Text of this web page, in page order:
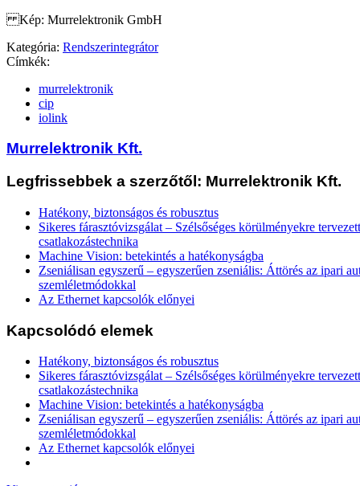
Kép: Murrelektronik GmbH
Kategória: Rendszerintegrátor
Címkék:
murrelektronik
cip
iolink
Murrelektronik Kft.
Legfrissebbek a szerzőtől: Murrelektronik Kft.
Hatékony, biztonságos és robusztus
Sikeres fárasztóvizsgálat – Szélsőséges körülményekre
csatlakozástechnika
Machine Vision: betekintés a hatékonyságba
Zseniálisan egyszerű – egyszerűen zseniális: Áttörés az ipari
szemléletmódokkal
Az Ethernet kapcsolók előnyei
Kapcsolódó elemek
Hatékony, biztonságos és robusztus
Sikeres fárasztóvizsgálat – Szélsőséges körülményekre
csatlakozástechnika
Machine Vision: betekintés a hatékonyságba
Zseniálisan egyszerű – egyszerűen zseniális: Áttörés az ipari
szemléletmódokkal
Az Ethernet kapcsolók előnyei